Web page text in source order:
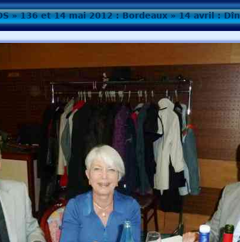
»136 et 14 mai 2012 : Bordeaux»14 avril :